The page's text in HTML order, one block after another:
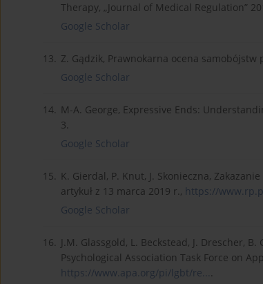
Therapy, „Journal of Medical Regulation”
Google Scholar
13. Z. Gądzik, Prawnokarna ocena
Google Scholar
14. M-A. George, Expressive Ends:
3.
Google Scholar
15. K. Gierdal, P. Knut, J. Skonieczna,
artykuł z 13 marca 2019 r., https://
Google Scholar
16. J.M. Glassgold, L. Beckstead, J. Drescher,
Psychological Association Task Force on
https://www.apa.org/pi/lgbt/re....